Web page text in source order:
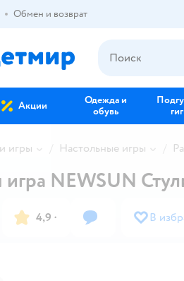
Обмен и возврат
Акции
Одежда и
обувь
игры Настольные игры
игра NEWSUN
4,9 · В